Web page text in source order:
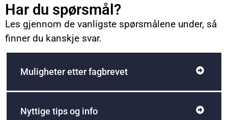
Har du spørsmål?
Les gjennom de vanligste spørsmålene under, så
finner du kanskje svar.
Muligheter etter fagbrevet
Nyttige tips og info